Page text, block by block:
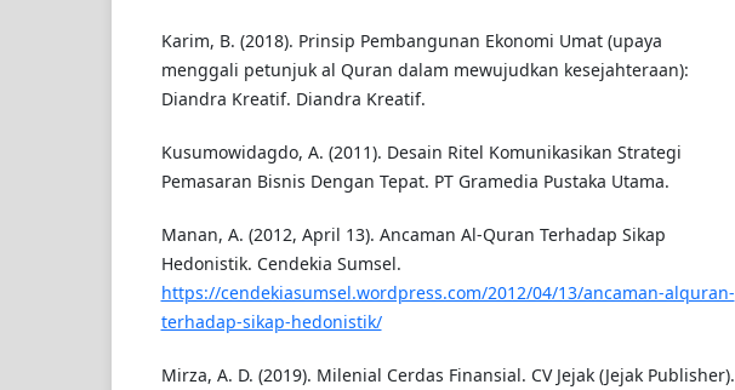
Karim, B. (2018). Prinsip Pembangunan Ekonomi Umat (upaya
menggali petunjuk al Quran dalam mewujudkan kesejahteraan):
Diandra Kreatif. Diandra Kreatif.
Kusumowidagdo, A. (2011). Desain Ritel Komunikasikan Strategi
Pemasaran Bisnis Dengan Tepat. PT Gramedia Pustaka Utama.
Manan, A. (2012, April 13). Ancaman Al-Quran Terhadap Sikap
Hedonistik. Cendekia Sumsel.
https://cendekiasumsel.wordpress.com/2012/04/13/ancaman-alquran-
terhadap-sikap-hedonistik/
Mirza, A. D. (2019). Milenial Cerdas Finansial. CV Jejak (Jejak Publisher).